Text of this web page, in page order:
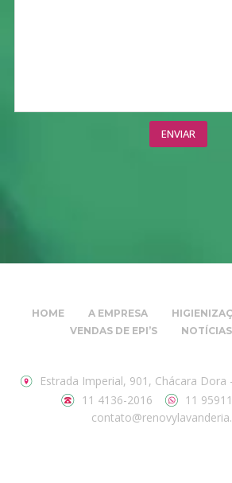
HOME A EMPRESA
VENDAS DE EPI’S
NOTÍCIAS
Estrada Imperial, 901, Chácara
11 4136-2016
11